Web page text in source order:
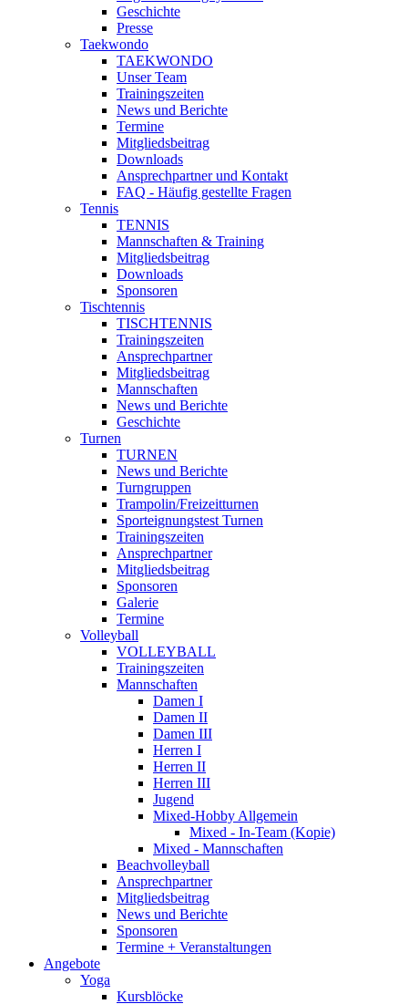
Geschichte
Presse
Taekwondo
TAEKWONDO
Unser Team
Trainingszeiten
News und Berichte
Termine
Mitgliedsbeitrag
Downloads
Ansprechpartner und Kontakt
FAQ - Häufig gestellte Fragen
Tennis
TENNIS
Mannschaften & Training
Mitgliedsbeitrag
Downloads
Sponsoren
Tischtennis
TISCHTENNIS
Trainingszeiten
Ansprechpartner
Mitgliedsbeitrag
Mannschaften
News und Berichte
Geschichte
Turnen
TURNEN
News und Berichte
Turngruppen
Trampolin/Freizeitturnen
Sporteignungstest Turnen
Trainingszeiten
Ansprechpartner
Mitgliedsbeitrag
Sponsoren
Galerie
Termine
Volleyball
VOLLEYBALL
Trainingszeiten
Mannschaften
Damen I
Damen II
Damen III
Herren I
Herren II
Herren III
Jugend
Mixed-Hobby Allgemein
Mixed - In-Team (Kopie)
Mixed - Mannschaften
Beachvolleyball
Ansprechpartner
Mitgliedsbeitrag
News und Berichte
Sponsoren
Termine + Veranstaltungen
Angebote
Yoga
Kursblöcke